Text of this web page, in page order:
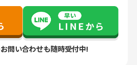
問い合わせも随時受付中!